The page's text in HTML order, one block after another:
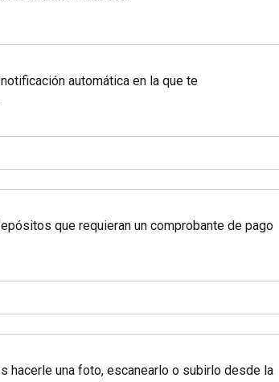
automática en la que te
que requieran un comprobante de pago
hacerle una foto, escanearlo o subirlo desde la